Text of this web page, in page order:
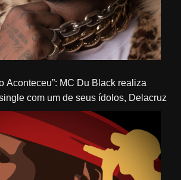
com um de seus ídolos, Delacruz